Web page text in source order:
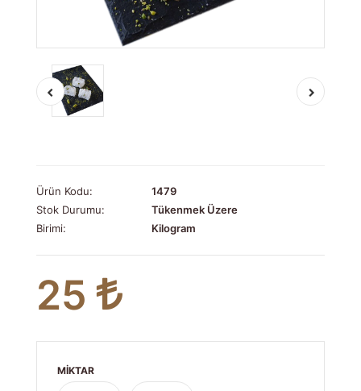
Ürün Kodu:
1479
Stok Durumu:
Tükenmek Üzere
Birimi:
Kilogram
25
MIKTAR